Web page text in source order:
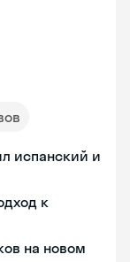
испанский и
к
на новом